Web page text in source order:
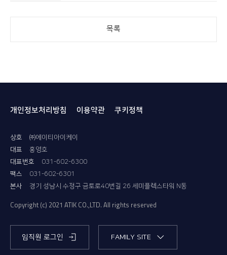
목록
임직원 로그인 FAMILY SITE
ATI-S
개인정보처리방침 이용약관 쿠키정책
상호
㈜에이티아이케이
대표
홍영호
대표번호
031-602-6300
팩스
031-602-6301
본사
경기 성남시 수정구 금토로40번길 26 세미플렉스타워 N동
Copyright (c) 2021 ATIK CO.,LTD. All rights reserved